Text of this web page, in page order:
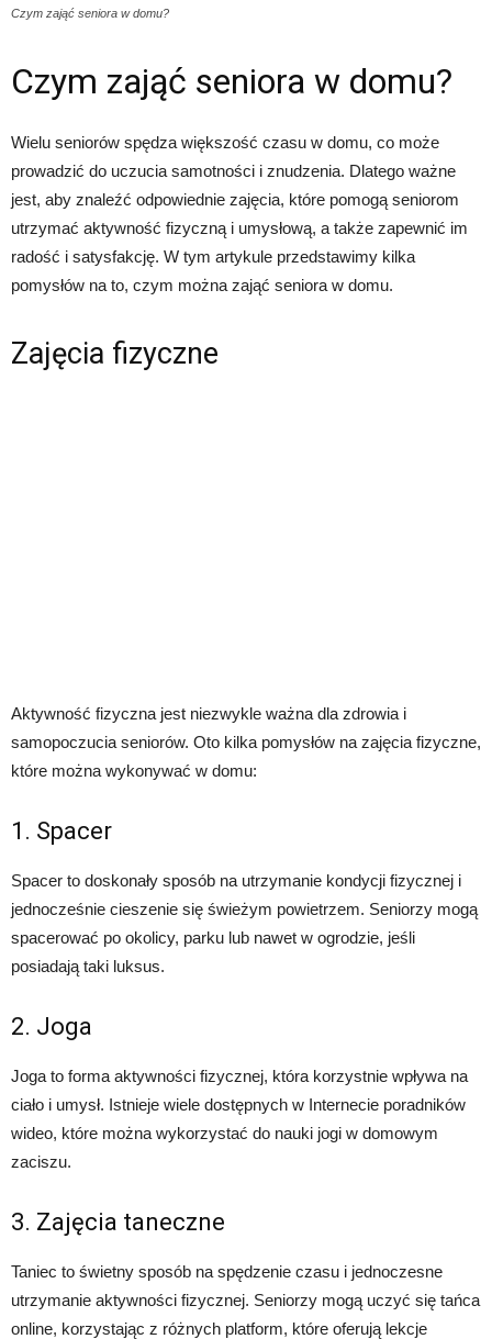
Czym zająć seniora w domu?
Czym zająć seniora w domu?
Wielu seniorów spędza większość czasu w domu, co może
prowadzić do uczucia samotności i znudzenia. Dlatego ważne
jest, aby znaleźć odpowiednie zajęcia, które pomogą seniorom
utrzymać aktywność fizyczną i umysłową, a także zapewnić im
radość i satysfakcję. W tym artykule przedstawimy kilka
pomysłów na to, czym można zająć seniora w domu.
Zajęcia fizyczne
Aktywność fizyczna jest niezwykle ważna dla zdrowia i
samopoczucia seniorów. Oto kilka pomysłów na zajęcia fizyczne,
które można wykonywać w domu:
1. Spacer
Spacer to doskonały sposób na utrzymanie kondycji fizycznej i
jednocześnie cieszenie się świeżym powietrzem. Seniorzy mogą
spacerować po okolicy, parku lub nawet w ogrodzie, jeśli
posiadają taki luksus.
2. Joga
Joga to forma aktywności fizycznej, która korzystnie wpływa na
ciało i umysł. Istnieje wiele dostępnych w Internecie poradników
wideo, które można wykorzystać do nauki jogi w domowym
zaciszu.
3. Zajęcia taneczne
Taniec to świetny sposób na spędzenie czasu i jednoczesne
utrzymanie aktywności fizycznej. Seniorzy mogą uczyć się tańca
online, korzystając z różnych platform, które oferują lekcje